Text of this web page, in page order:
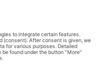
|Contact us